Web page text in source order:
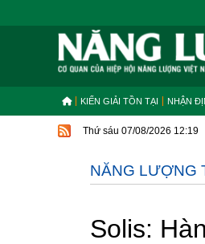
KIẾN GIẢI TỒN TẠI NHẬN
Thứ sáu 07/08/2026 12:19
NĂNG LƯỢNG
Solis: